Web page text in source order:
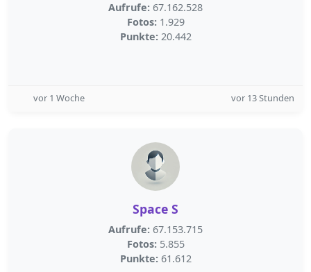
Aufrufe: 67.162.528
Fotos: 1.929
Punkte: 20.442
vor 1 Woche vor 13 Stunden
Space S
Aufrufe: 67.153.715
Fotos: 5.855
Punkte: 61.612